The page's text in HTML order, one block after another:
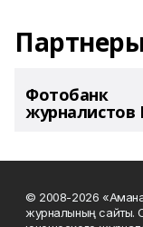
Фотобанк
журналистов
© 2008-2026
журналының сайты.